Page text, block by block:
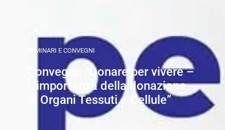
SEMINARI E CONVEGNI
Convegno “Donare per vivere –
L’importanza della donazione
di Organi Tessuti e Cellule”